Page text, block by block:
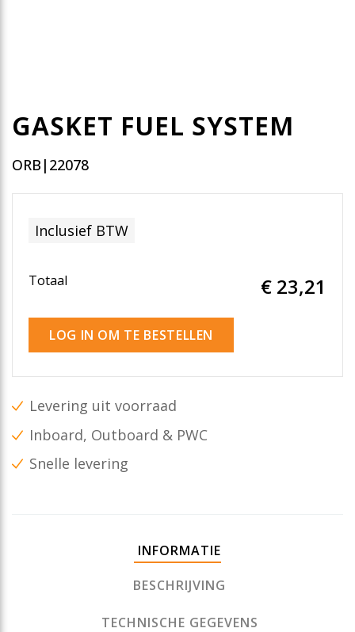
GASKET FUEL SYSTEM
ORB|22078
Inclusief BTW
Totaal € 23,21
LOG IN OM TE BESTELLEN
Levering uit voorraad
Inboard, Outboard & PWC
Snelle levering
INFORMATIE
BESCHRIJVING
TECHNISCHE GEGEVENS